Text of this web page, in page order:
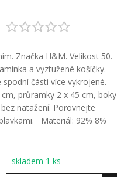
Značka H&M. Velikost 50.
a vyztužené košíčky.
spodní části více vykrojené.
průramky 2 x 45 cm, boky
natažení. Porovnejte
Materiál: 92% 8%
skladem 1 ks